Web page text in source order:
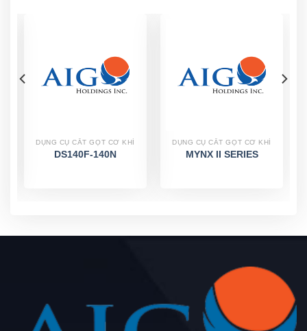
DỤNG CỤ CẮT GỌT CƠ KHÍ
DS140F-140N
DỤNG CỤ CẮT GỌT CƠ KHÍ
MYNX II SERIES